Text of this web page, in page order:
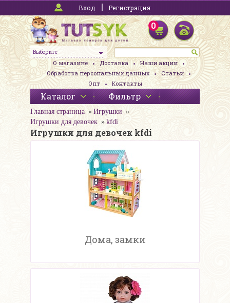
Вход Регистрация
Выберите
0
О магазине Доставка
Наши акции
Обработка персональных данных
Статьи
Опт
Контакты
Каталог Фильтр
Главная страница
Игрушки
Игрушки для девочек
kfdi
Игрушки для девочек kfdi
Дома, замки